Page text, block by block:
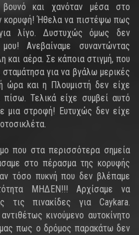
και χανόταν μέσα στο
κορυφή! Ήθελα να πιστέψω πως
λίγο. Δυστυχώς όμως δεν
Ανεβαίναμε συναντώντας
και αέρα. Σε κάποια στιγμή, που
για να βγάλω μερικές
ώρα και η Πλουμιστή δεν είχε
Τελικά είχε συμβεί αυτό
μια στροφή! Ευτυχώς δεν είχε
που στα περισσότερα σημεία
στο πέρασμα της κορυφής
τόσο πυκνή που δεν βλέπαμε
ΜΗΔΕΝ!!! Αρχίσαμε να
τις πινακίδες για Caykara.
κινούμενο αυτοκίνητο
πως ο δρόμος παρακάτω δεν